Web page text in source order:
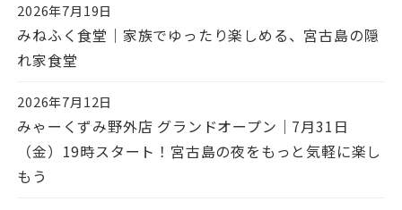
投稿日
2026年7月19日
みねふく食堂｜家族でゆったり楽しめる、宮古島の隠
れ家食堂
投稿日
2026年7月12日
みゃーくずみ野外店 グランドオープン｜7月31日
（金）19時スタート！宮古島の夜をもっと気軽に楽し
もう